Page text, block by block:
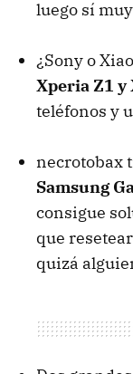
luego sí
¿Sony o
Xperia Z1 y
teléfonos y
necrotobax
Samsung
consigue
que
quizá